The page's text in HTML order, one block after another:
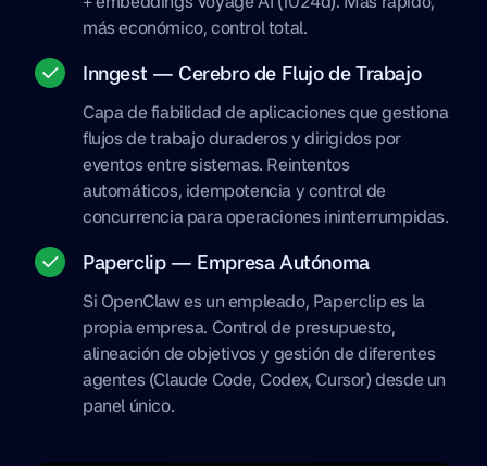
más económico, control total.
Inngest — Cerebro de Flujo de Trabajo
Capa de fiabilidad de aplicaciones que gestiona
flujos de trabajo duraderos y dirigidos por
eventos entre sistemas. Reintentos
automáticos, idempotencia y control de
concurrencia para operaciones ininterrumpidas.
Paperclip — Empresa Autónoma
Si OpenClaw es un empleado, Paperclip es la
propia empresa. Control de presupuesto,
alineación de objetivos y gestión de diferentes
agentes (Claude Code, Codex, Cursor) desde un
panel único.